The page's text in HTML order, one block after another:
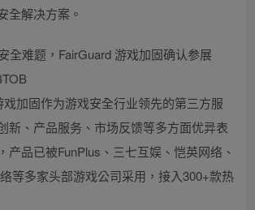
全解决方案。
加固作为游戏安全行业领先的第三方服
新、产品服务、市场反馈等多方面优异表
产品已被FunPlus、三七互娱、恺英网络、
等多家头部游戏公司采用，接入300+款热